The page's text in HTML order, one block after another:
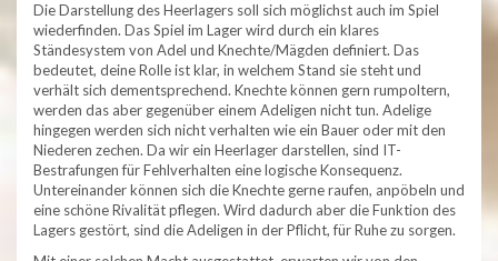
Die Darstellung des Heerlagers soll sich möglichst auch im Spiel
wiederfinden. Das Spiel im Lager wird durch ein klares
Ständesystem von Adel und Knechte/Mägden definiert. Das
bedeutet, deine Rolle ist klar, in welchem Stand sie steht und
verhält sich dementsprechend. Knechte können gern rumpoltern,
werden das aber gegenüber einem Adeligen nicht tun. Adelige
hingegen werden sich nicht verhalten wie ein Bauer oder mit den
Niederen zechen. Da wir ein Heerlager darstellen, sind IT-
Bestrafungen für Fehlverhalten eine logische Konsequenz.
Untereinander können sich die Knechte gerne raufen, anpöbeln und
eine schöne Rivalität pflegen. Wird dadurch aber die Funktion des
Lagers gestört, sind die Adeligen in der Pflicht, für Ruhe zu sorgen.